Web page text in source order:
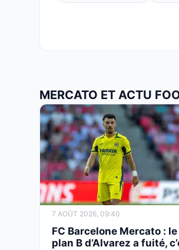
MERCATO ET ACTU
7 AOÛT 2026, 09:40
FC Barcelone Mercato : le
plan B d’Alvarez a fuité,